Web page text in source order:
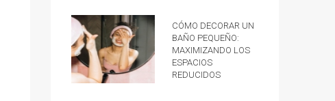
Cómo decorar un
baño pequeño:
Maximizando los
espacios
reducidos